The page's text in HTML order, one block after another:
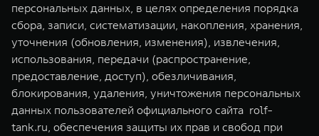
TANK 500
Веди за собой
от 6 499 000 ₽
TANK 700
Сила признания
от 10 199 000 ₽
TANK Кредит
TANK Лизинг
TANK Страхование
ЦИФРОВЫЕ СЕРВИСЫ TANK
Цифровые сервисы TANK
Подписки
персональных данных, в целях определения порядка
сбора, записи, систематизации, накопления, хранения,
уточнения (обновления, изменения), извлечения,
использования, передачи (распространение,
предоставление, доступ), обезличивания,
блокирования, удаления, уничтожения персональных
данных пользователей официального сайта rolf-
tank.ru, обеспечения защиты их прав и свобод при